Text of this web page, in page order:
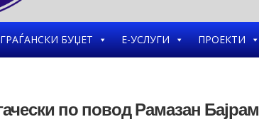
ГРАЃАНСКИ БУЏЕТ Е-УСЛУГИ ПРОЕКТИ
по повод Рамазан Бајрам